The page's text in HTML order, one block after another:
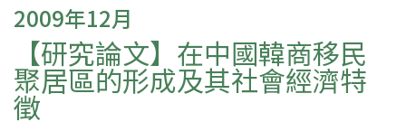
2009年12月
【研究論文】在中國韓商移民
聚居區的形成及其社會經濟特
徵